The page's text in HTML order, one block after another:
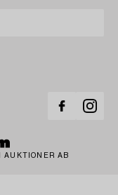
AUKTIONER AB